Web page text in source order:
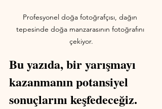
Profesyonel doğa fotoğrafçısı, dağın
tepesinde doğa manzarasının fotoğrafını
çekiyor.
Bu yazıda, bir yarışmayı
kazanmanın potansiyel
sonuçlarını keşfedeceğiz.